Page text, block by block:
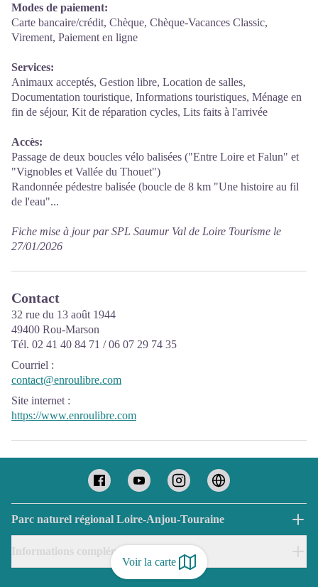
Voir la carte
Modes de paiement:
Carte bancaire/crédit, Chèque, Chèque-Vacances Classic,
Virement, Paiement en ligne
Services:
Animaux acceptés, Gestion libre, Location de salles,
Documentation touristique, Informations touristiques, Ménage en
fin de séjour, Kit de réparation cycles, Lits faits à l'arrivée
Accès:
Passage de deux boucles vélo balisées ("Entre Loire et Falun" et
"Vignobles et Vallée du Thouet")
Randonnée pédestre balisée (boucle de 8 km "Une histoire au fil
de l'eau"...
Fiche mise à jour par SPL Saumur Val de Loire Tourisme le
27/01/2026
Contact
32 rue du 13 août 1944
49400 Rou-Marson
Tél. 02 41 40 84 71 / 06 07 29 74 35
Courriel :
contact@enroulibre.com
Site internet :
https://www.enroulibre.com
Parc naturel régional Loire-Anjou-Touraine
Informations complémentaires